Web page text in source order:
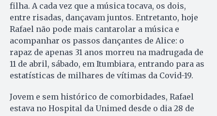
filha. A cada vez que a música tocava, os dois,
entre risadas, dançavam juntos. Entretanto, hoje
Rafael não pode mais cantarolar a música e
acompanhar os passos dançantes de Alice: o
rapaz de apenas 31 anos morreu na madrugada de
11 de abril, sábado, em Itumbiara, entrando para as
estatísticas de milhares de vítimas da Covid-19.
Jovem e sem histórico de comorbidades, Rafael
estava no Hospital da Unimed desde o dia 28 de